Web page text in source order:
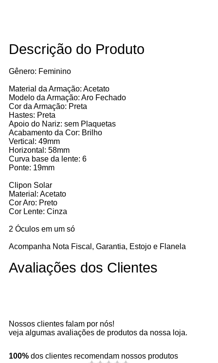
Descrição do Produto
Gênero: Feminino
Material da Armação: Acetato
Modelo da Armação: Aro Fechado
Cor da Armação: Preta
Hastes: Preta
Apoio do Nariz: sem Plaquetas
Acabamento da Cor: Brilho
Vertical: 49mm
Horizontal: 58mm
Curva base da lente: 6
Ponte: 19mm
Clipon Solar
Material: Acetato
Cor Aro: Preto
Cor Lente: Cinza
2 Óculos em um só
Acompanha Nota Fiscal, Garantia, Estojo e Flanela
Avaliações dos Clientes
Nossos clientes falam por nós!
veja algumas avaliações de produtos da nossa loja.
100% dos clientes recomendam nossos produtos